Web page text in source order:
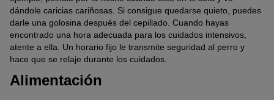
dándole caricias cariñosas. Si consigue quedarse quieto, puedes
darle una golosina después del cepillado. Cuando hayas
encontrado una hora adecuada para los cuidados intensivos,
atente a ella. Un horario fijo le transmite seguridad al perro y
hace que se relaje durante los cuidados.
Alimentación